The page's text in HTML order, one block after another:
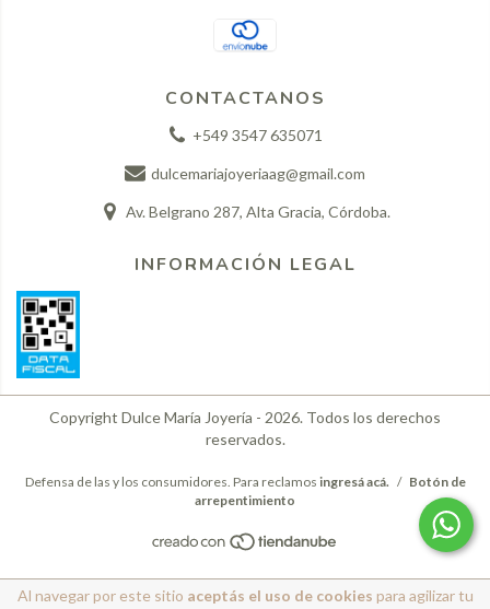
Al navegar por este sitio aceptás el uso de cookies para agilizar tu
CONTACTANOS
+549 3547 635071
dulcemariajoyeriaag@gmail.com
Av. Belgrano 287, Alta Gracia, Córdoba.
INFORMACIÓN LEGAL
Copyright Dulce María Joyería - 2026. Todos los derechos
reservados.
Defensa de las y los consumidores. Para reclamos ingresá acá. / Botón de
arrepentimiento